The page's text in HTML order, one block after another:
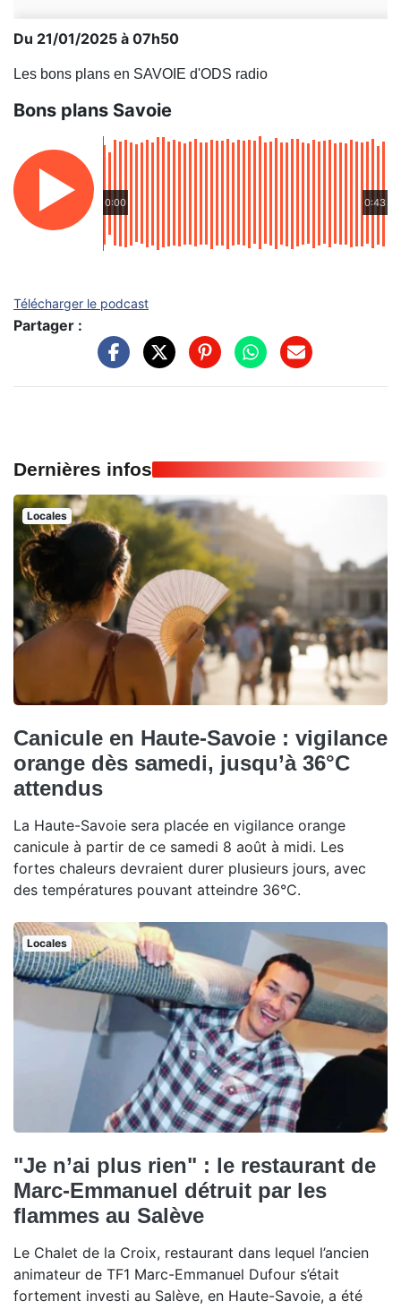
Du 21/01/2025 à 07h50
Les bons plans en SAVOIE d'ODS radio
Bons plans Savoie
0:00 0:43
Télécharger le podcast
Partager :
Dernières infos
Locales
Canicule en Haute-Savoie : vigilance
orange dès samedi, jusqu’à 36°C
attendus
La Haute-Savoie sera placée en vigilance orange
canicule à partir de ce samedi 8 août à midi. Les
fortes chaleurs devraient durer plusieurs jours, avec
des températures pouvant atteindre 36°C.
Locales
"Je n’ai plus rien" : le restaurant de
Marc-Emmanuel détruit par les
flammes au Salève
Le Chalet de la Croix, restaurant dans lequel l’ancien
animateur de TF1 Marc-Emmanuel Dufour s’était
fortement investi au Salève, en Haute-Savoie, a été